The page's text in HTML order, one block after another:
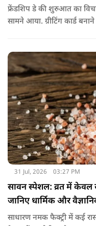
फ्रेंडशिप डे की शुरुआत का
सामने आया. ग्रीटिंग कार्ड
31 Jul, 2026 03:27 PM
सावन स्पेशल: व्रत में केवल
जानिए धार्मिक और
साधारण नमक फैक्ट्री में कई